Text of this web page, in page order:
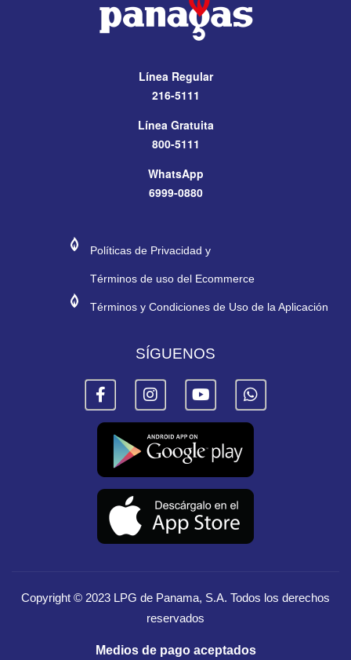
Políticas de Privacidad y
Términos de uso del Ecommerce
#E11E26
#272974
Términos y Condiciones de Uso de la Aplicación
SÍGUENOS
Línea Regular
216-5111
Línea Gratuita
800-5111
WhatsApp
6999-0880
Copyright © 2023 LPG de Panama, S.A. Todos los derechos
reservados
Medios de pago aceptados